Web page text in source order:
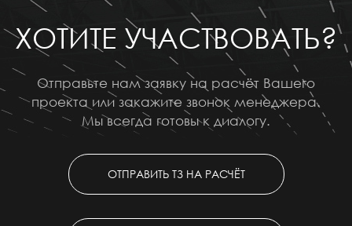
ХОТИТЕ УЧАСТВОВАТЬ?
Отправьте нам заявку на расчёт Вашего
проекта или закажите звонок менеджера.
Мы всегда готовы к диалогу.
ОТПРАВИТЬ ТЗ НА РАСЧЁТ